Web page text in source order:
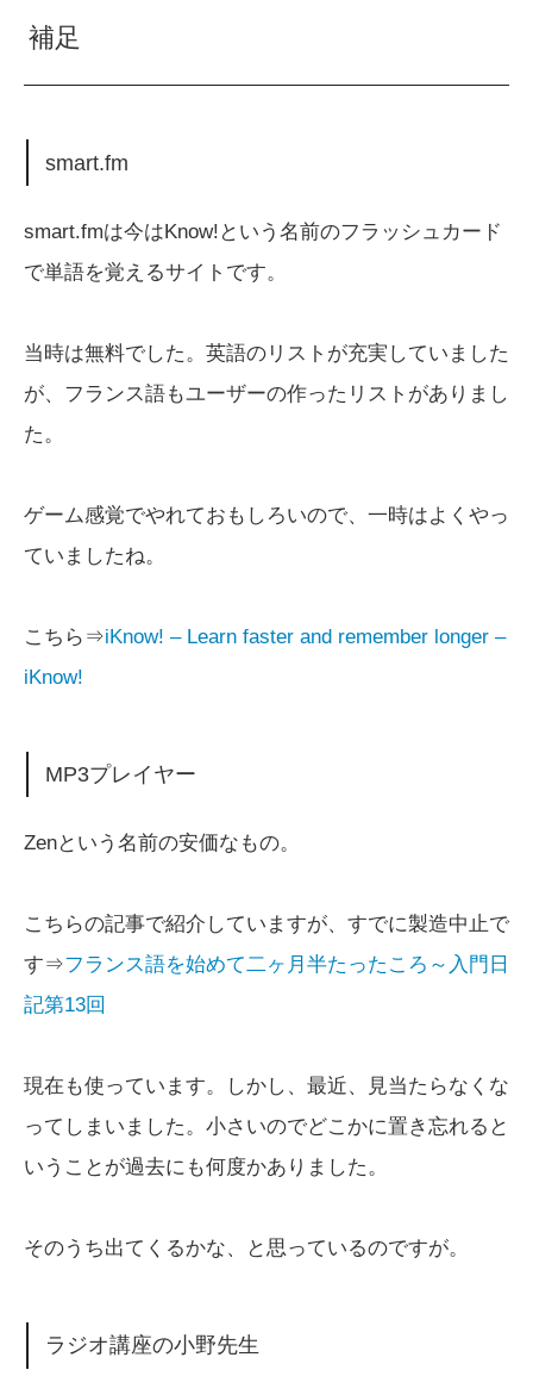
補足
smart.fm
smart.fmは今はKnow!という名前のフラッシュカード
で単語を覚えるサイトです。
当時は無料でした。英語のリストが充実していました
が、フランス語もユーザーの作ったリストがありまし
た。
ゲーム感覚でやれておもしろいので、一時はよくやっ
ていましたね。
こちら⇒iKnow! – Learn faster and remember longer –
iKnow!
MP3プレイヤー
Zenという名前の安価なもの。
こちらの記事で紹介していますが、すでに製造中止で
す⇒フランス語を始めて二ヶ月半たったころ～入門日
記第13回
現在も使っています。しかし、最近、見当たらなくな
ってしまいました。小さいのでどこかに置き忘れると
いうことが過去にも何度かありました。
そのうち出てくるかな、と思っているのですが。
ラジオ講座の小野先生